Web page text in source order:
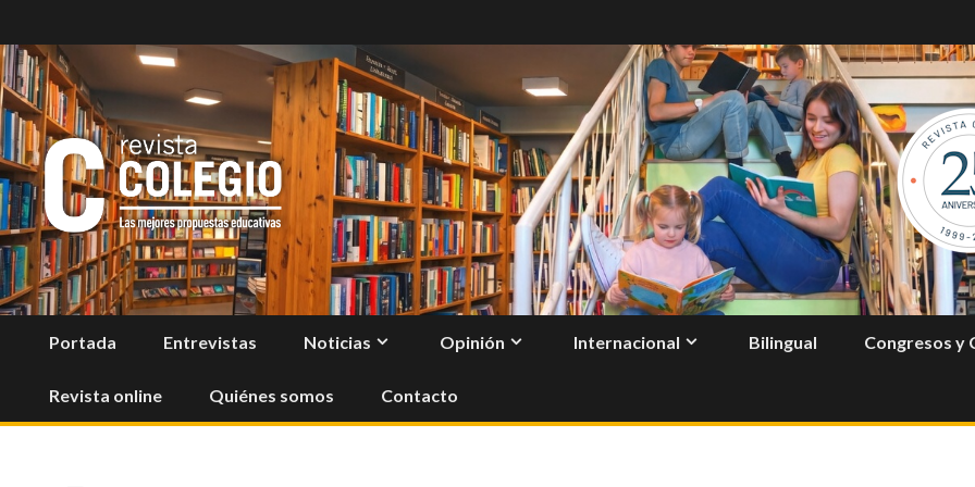
to
content
Portada Entrevistas Noticias Opinión Internacional Bilingual Congresos y
Revista online Quiénes somos Contacto